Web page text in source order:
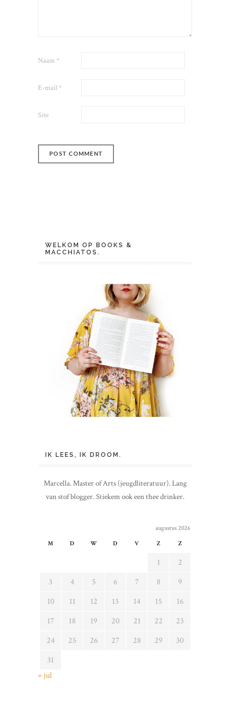
Naam *
E-mail *
Site
WELKOM OP BOOKS &
MACCHIATOS.
IK LEES, IK DROOM.
Marcella. Master of Arts (jeugdliteratuur). Lang
van stof blogger. Stiekem ook een thee drinker.
augustus 2026
M
D W D V Z Z
1
2
3
4 5 6 7 8
9
10
11 12 13 14 15
16
17
18 19 20 21 22
23
24
25 26 27 28 29
30
31
« jul